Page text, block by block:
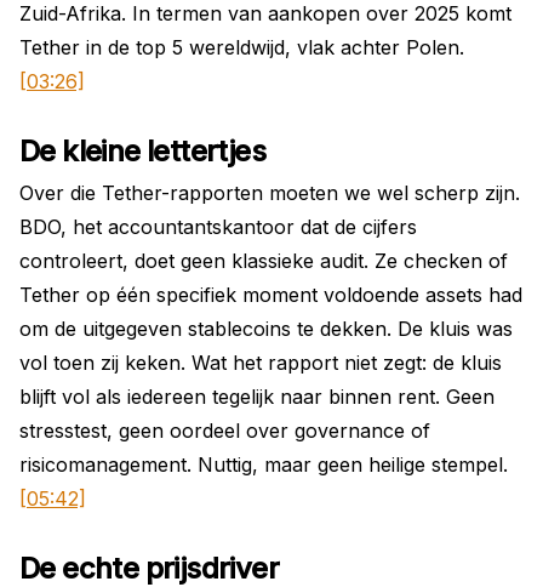
Zuid-Afrika. In termen van aankopen over 2025 komt
Tether in de top 5 wereldwijd, vlak achter Polen.
[03:26]
De kleine lettertjes
Over die Tether-rapporten moeten we wel scherp zijn.
BDO, het accountantskantoor dat de cijfers
controleert, doet geen klassieke audit. Ze checken of
Tether op één specifiek moment voldoende assets had
om de uitgegeven stablecoins te dekken. De kluis was
vol toen zij keken. Wat het rapport niet zegt: de kluis
blijft vol als iedereen tegelijk naar binnen rent. Geen
stresstest, geen oordeel over governance of
risicomanagement. Nuttig, maar geen heilige stempel.
[05:42]
De echte prijsdriver